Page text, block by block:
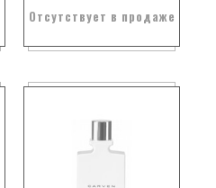
Отсутствует в продаже